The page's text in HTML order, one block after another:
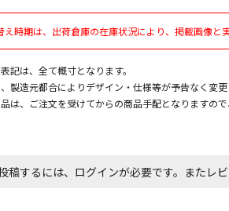
時期は、出荷倉庫の在庫状況により、掲載画像と
記は、全て概寸となります。
製造元都合によりデザイン・仕様等が予告なく変更
は、ご注文を受けてからの商品手配となりますので
稿するには、ログインが必要です。またレ